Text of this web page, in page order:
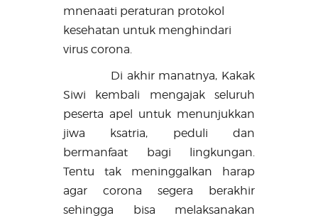
mnenaati peraturan protokol
kesehatan untuk menghindari
virus corona.
Di akhir manatnya, Kakak
Siwi kembali mengajak seluruh
peserta apel untuk menunjukkan
jiwa ksatria, peduli dan
bermanfaat bagi lingkungan.
Tentu tak meninggalkan harap
agar corona segera berakhir
sehingga bisa melaksanakan